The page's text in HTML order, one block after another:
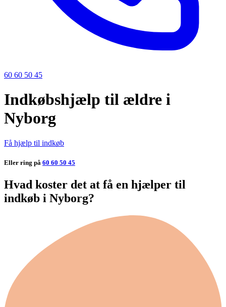
60 60 50 45
Indkøbshjælp til ældre i
Nyborg
Få hjælp til indkøb
Eller ring på 60 60 50 45
Hvad koster det at få en hjælper til
indkøb i Nyborg?